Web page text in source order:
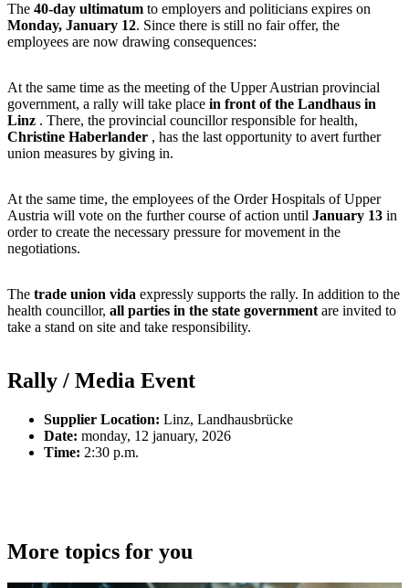
The 40-day ultimatum to employers and politicians expires on
Monday, January 12. Since there is still no fair offer, the
employees are now drawing consequences:
At the same time as the meeting of the Upper Austrian provincial
government, a rally will take place in front of the Landhaus in
Linz . There, the provincial councillor responsible for health,
Christine Haberlander , has the last opportunity to avert further
union measures by giving in.
At the same time, the employees of the Order Hospitals of Upper
Austria will vote on the further course of action until January 13 in
order to create the necessary pressure for movement in the
negotiations.
The trade union vida expressly supports the rally. In addition to the
health councillor, all parties in the state governmentare invited to
take a stand on site and take responsibility.
Rally / Media Event
Supplier Location: Linz, Landhausbrücke
Date: monday, 12 january, 2026
Time: 2:30 p.m.
More topics for you